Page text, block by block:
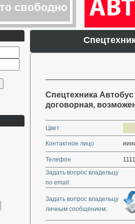
Спецтехника Автобус
договорная,
Цвет:
Контактное лицо
Телефон
Задать вопрос владельцу
по email:
Задать вопрос владельцу
личным сообщением: